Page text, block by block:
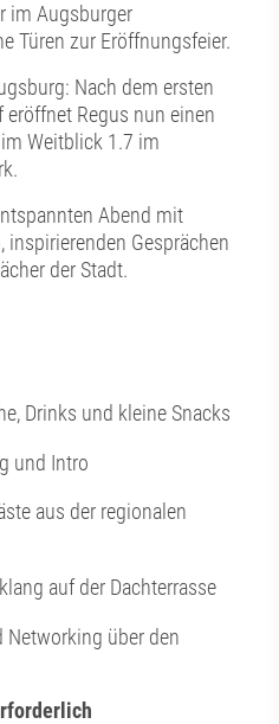
im Augsburger
Türen zur Eröffnungsfeier.
Nach dem ersten
Regus nun einen
Weitblick 1.7 im
Abend mit
inspirierenden Gesprächen
der Stadt.
Drinks und kleine Snacks
und Intro
aus der regionalen
auf der Dachterrasse
Networking über den